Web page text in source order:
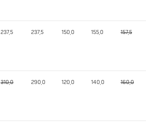
237,5 237,5 150,0 155,0 157,5
310,0 290,0 120,0 140,0 160,0